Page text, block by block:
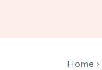
Home ›